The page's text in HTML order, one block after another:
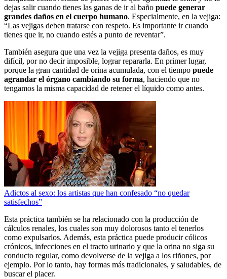
dejas salir cuando tienes las ganas de ir al baño puede generar
grandes daños en el cuerpo humano. Especialmente, en la vejiga:
“Las vejigas deben tratarse con respeto. Es importante ir cuando
tienes que ir, no cuando estés a punto de reventar”.
También asegura que una vez la vejiga presenta daños, es muy
difícil, por no decir imposible, lograr repararla. En primer lugar,
porque la gran cantidad de orina acumulada, con el tiempo puede
agrandar el órgano cambiando su forma, haciendo que no
tengamos la misma capacidad de retener el líquido como antes.
Adictos al sexo: los artistas que han confesado “no quedar
satisfechos”
Esta práctica también se ha relacionado con la producción de
cálculos renales, los cuales son muy dolorosos tanto el tenerlos
como expulsarlos. Además, esta práctica puede producir cólicos
crónicos, infecciones en el tracto urinario y que la orina no siga su
conducto regular, como devolverse de la vejiga a los riñones, por
ejemplo. Por lo tanto, hay formas más tradicionales, y saludables, de
buscar el placer.